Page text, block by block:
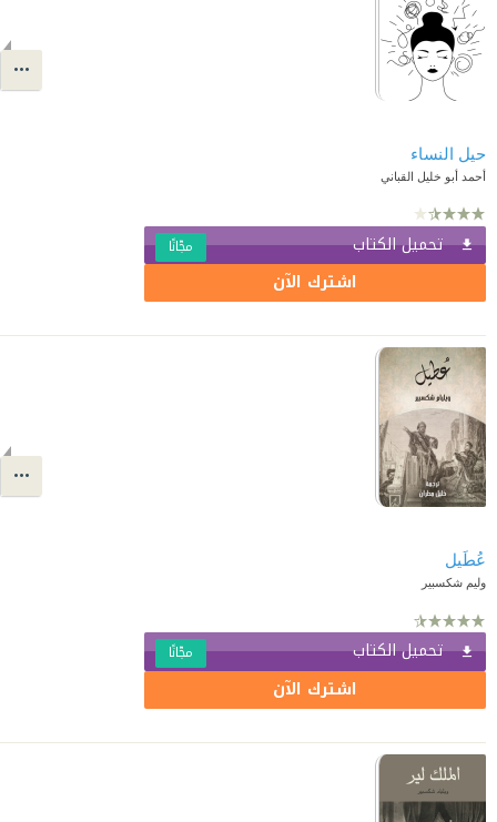
حيل النساء
أحمد أبو خليل القباني
تحميل الكتاب مجّانًا
اشترك الآن
عُطَيل
وليم شكسبير
تحميل الكتاب مجّانًا
اشترك الآن